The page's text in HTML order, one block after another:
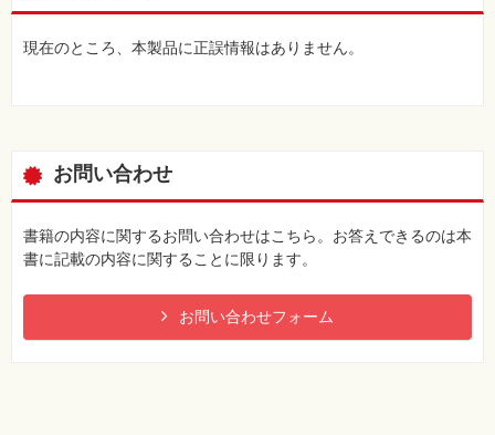
現在のところ、本製品に正誤情報はありません。
お問い合わせ
書籍の内容に関するお問い合わせはこちら。お答えできるのは本
書に記載の内容に関することに限ります。
お問い合わせフォーム